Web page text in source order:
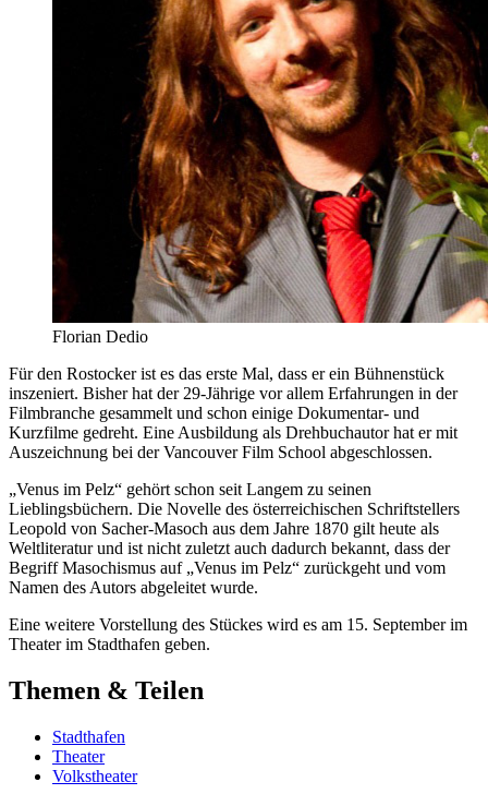
Florian Dedio
Für den Rostocker ist es das erste Mal, dass er ein Bühnenstück
inszeniert. Bisher hat der 29-Jährige vor allem Erfahrungen in der
Filmbranche gesammelt und schon einige Dokumentar- und
Kurzfilme gedreht. Eine Ausbildung als Drehbuchautor hat er mit
Auszeichnung bei der Vancouver Film School abgeschlossen.
„Venus im Pelz“ gehört schon seit Langem zu seinen
Lieblingsbüchern. Die Novelle des österreichischen Schriftstellers
Leopold von Sacher-Masoch aus dem Jahre 1870 gilt heute als
Weltliteratur und ist nicht zuletzt auch dadurch bekannt, dass der
Begriff Masochismus auf „Venus im Pelz“ zurückgeht und vom
Namen des Autors abgeleitet wurde.
Eine weitere Vorstellung des Stückes wird es am 15. September im
Theater im Stadthafen geben.
Themen & Teilen
Stadthafen
Theater
Volkstheater